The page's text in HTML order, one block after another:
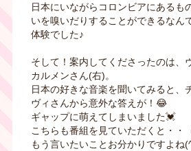
日本にいながらコロンビアにあるも
いを嗅いだりすることができるなん
体験でした♪
そして！案内してくださったのは、
カルメンさん(右)。
日本の好きな音楽を聞いてみると、
ヴィさんから意外な答えが！😂
ギャップに萌えてしまいました💓
こちらも番組を見ていただくと・・
もう言いたいことお分かりですよね